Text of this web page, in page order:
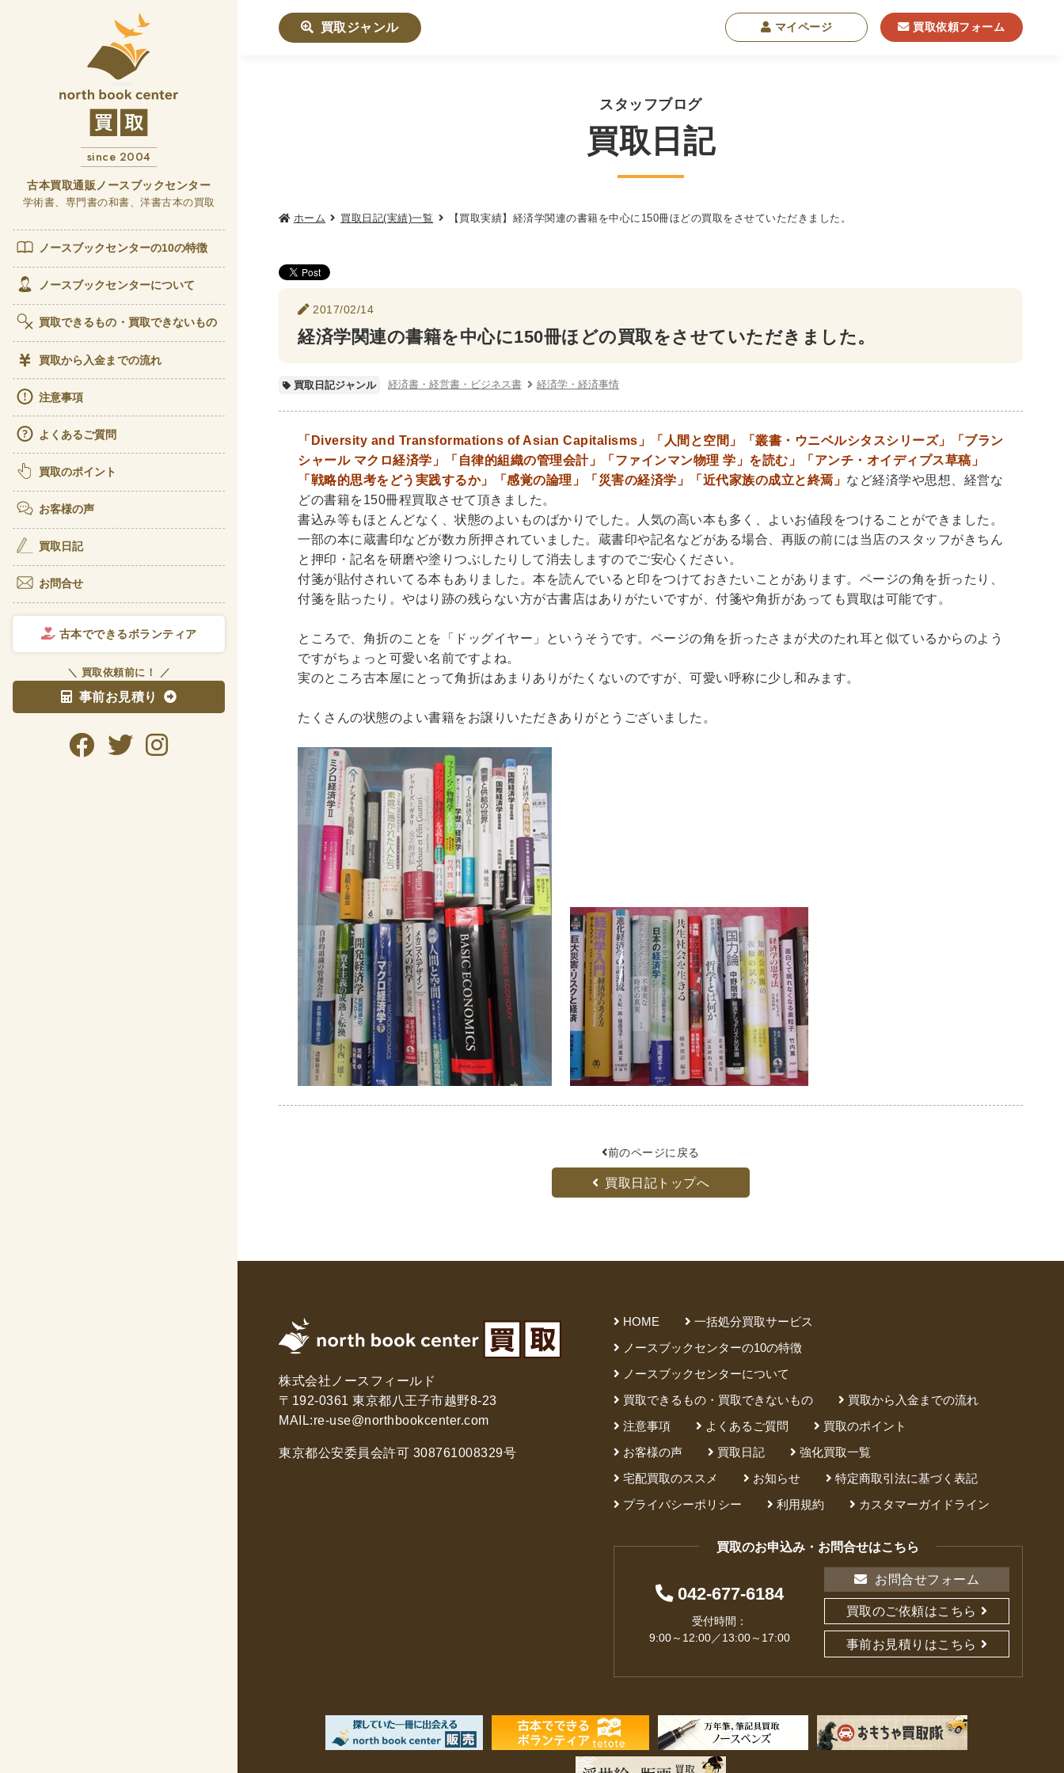
since 2004
古本買取通販ノースブックセンター
学術書、専門書の和書、洋書古本の買取
ノースブックセンターの10の特徴
ノースブックセンターについて
買取できるもの・買取できないもの
買取から入金までの流れ
注意事項
よくあるご質問
買取のポイント
お客様の声
買取日記
お問合せ
古本でできるボランティア
＼ 買取依頼前に！ ／
事前お見積り
買取ジャンル
心理学 文化人類学・民俗学
政治・法学書
歴史書・地理
世界史
経済書・経営書・ビジネス書
アート・建築・デザイン・音楽
書道 インテリアデザイン・建築デザイン 他建築・芸術 住宅建築 写真 ・絵画 ・美術
建築家・建設・建築構造
彫刻・工芸
日本の伝統文化 東洋の建築 楽譜・スコア・音楽書 西洋の建築
理工書関係
科学書・工学書・コンピュータ書籍
宇宙学・天文学 工学書 数学書 海洋学 物理学 生物・バイオテクノロジー 科学書 農学
医学書・東洋医学書
歯学書・歯科衛生士 看護学書 眼科学 精神医学書 臨床医学一般 薬学書
針灸・漢方
暮らし・趣味・実用書他
暮らしと健康
ガーデニング クッキング・レシピ本・グルメ
美容・着物・ファッション
趣味・スポーツ
自転車・サイクリング 釣り キャンプ
資格検定・辞書辞典
公務員・教員採用試験 医療・看護資格 就職対策 英語学習 工学・技術・環境
語学辞典・辞典
法律・ビジネス・事務資格関連 運輸・船舶・通信 食品・衛生・福祉
CD・DVD・Blu-ray
CD・DVD
木版画・浮世絵
マイページ 買取依頼フォーム
スタッフブログ
買取日記
ホーム 買取日記(実績)一覧 【買取実績】経済学関連の書籍を中心に150冊ほどの買取をさせていただきました。
2017/02/14
経済学関連の書籍を中心に150冊ほどの買取をさせていただきました。
買取日記ジャンル 経済書・経営書・ビジネス書 経済学・経済事情
「Diversity and Transformations of Asian Capitalisms」「人間と空間」「叢書・ウニベルシタスシリーズ」「ブラン
シャール マクロ経済学」「自律的組織の管理会計」「ファインマン物理 学」を読む」「アンチ・オイディプス草稿」
「戦略的思考をどう実践するか」「感覚の論理」「災害の経済学」「近代家族の成立と終焉」 など経済学や思想、経営な
どの書籍を150冊程買取させて頂きました。
書込み等もほとんどなく、状態のよいものばかりでした。人気の高い本も多く、よいお値段をつけることができました。
一部の本に蔵書印などが数カ所押されていました。蔵書印や記名などがある場合、再販の前には当店のスタッフがきちん
と押印・記名を研磨や塗りつぶしたりして消去しますのでご安心ください。
付箋が貼付されいてる本もありました。本を読んでいると印をつけておきたいことがあります。ページの角を折ったり、
付箋を貼ったり。やはり跡の残らない方が古書店はありがたいですが、付箋や角折があっても買取は可能です。
ところで、角折のことを「ドッグイヤー」というそうです。ページの角を折ったさまが犬のたれ耳と似ているからのよう
ですがちょっと可愛い名前ですよね。
実のところ古本屋にとって角折はあまりありがたくないのですが、可愛い呼称に少し和みます。
たくさんの状態のよい書籍をお譲りいただきありがとうございました。
前のページに戻る
買取日記トップへ
株式会社ノースフィールド
〒192-0361 東京都八王子市越野8-23
MAIL:re-use@northbookcenter.com
東京都公安委員会許可 308761008329号
HOME
一括処分買取サービス
ノースブックセンターの10の特徴
ノースブックセンターについて
買取できるもの・買取できないもの
買取から入金までの流れ
注意事項
よくあるご質問
買取のポイント
お客様の声
買取日記
強化買取一覧
宅配買取のススメ
お知らせ
特定商取引法に基づく表記
プライバシーポリシー
利用規約 カスタマーガイドライン
買取のお申込み・お問合せはこちら
042-677-6184
受付時間：
9:00～12:00／13:00～17:00
お問合せフォーム
買取のご依頼はこちら
事前お見積りはこちら